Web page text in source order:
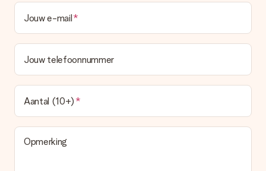
Jouw e-mail
Jouw telefoonnummer
Aantal (10+)
Opmerking